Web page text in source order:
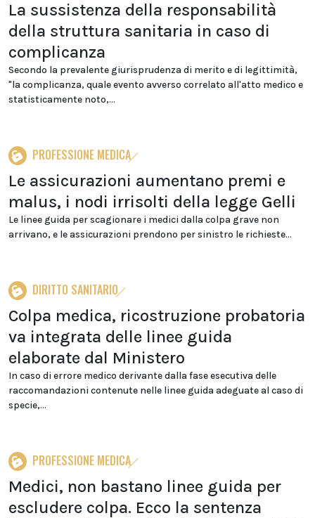
La sussistenza della responsabilità
della struttura sanitaria in caso di
complicanza
Secondo la prevalente giurisprudenza di merito e di legittimità,
"la complicanza, quale evento avverso correlato all'atto medico e
statisticamente noto,...
PROFESSIONE MEDICA
Le assicurazioni aumentano premi e
malus, i nodi irrisolti della legge Gelli
Le linee guida per scagionare i medici dalla colpa grave non
arrivano, e le assicurazioni prendono per sinistro le richieste...
DIRITTO SANITARIO
Colpa medica, ricostruzione probatoria
va integrata delle linee guida
elaborate dal Ministero
In caso di errore medico derivante dalla fase esecutiva delle
raccomandazioni contenute nelle linee guida adeguate al caso di
specie,...
PROFESSIONE MEDICA
Medici, non bastano linee guida per
escludere colpa. Ecco la sentenza